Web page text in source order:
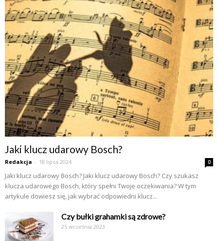
Jaki klucz udarowy Bosch?
Redakcja - 18 lipca 2024 0
Jaki klucz udarowy Bosch? Jaki klucz udarowy Bosch? Czy szukasz
klucza udarowego Bosch, który spełni Twoje oczekiwania? W tym
artykule dowiesz się, jak wybrać odpowiedni klucz...
Czy bułki grahamki są zdrowe?
25 września 2023